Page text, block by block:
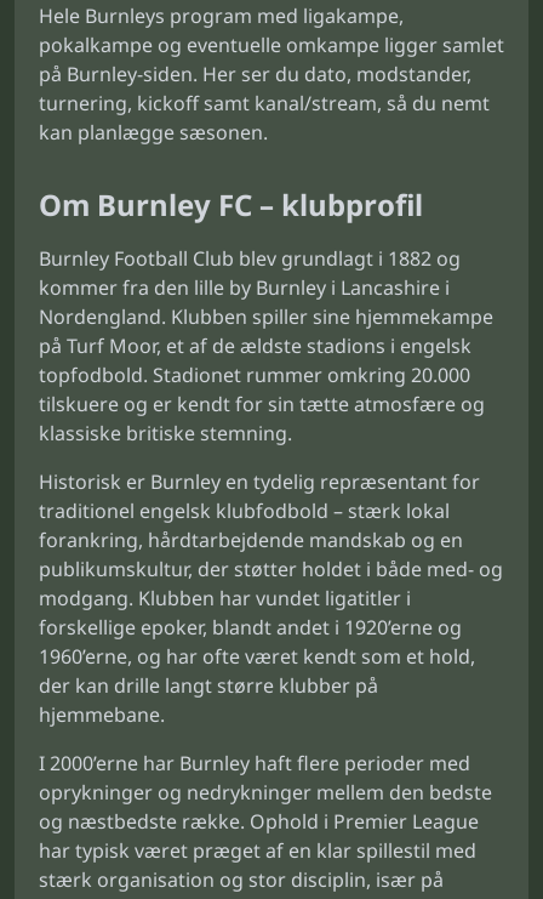
Hele Burnleys program med ligakampe,
pokalkampe og eventuelle omkampe ligger samlet
på Burnley-siden. Her ser du dato, modstander,
turnering, kickoff samt kanal/stream, så du nemt
kan planlægge sæsonen.
Om Burnley FC – klubprofil
Burnley Football Club blev grundlagt i 1882 og
kommer fra den lille by Burnley i Lancashire i
Nordengland. Klubben spiller sine hjemmekampe
på Turf Moor, et af de ældste stadions i engelsk
topfodbold. Stadionet rummer omkring 20.000
tilskuere og er kendt for sin tætte atmosfære og
klassiske britiske stemning.
Historisk er Burnley en tydelig repræsentant for
traditionel engelsk klubfodbold – stærk lokal
forankring, hårdtarbejdende mandskab og en
publikumskultur, der støtter holdet i både med- og
modgang. Klubben har vundet ligatitler i
forskellige epoker, blandt andet i 1920’erne og
1960’erne, og har ofte været kendt som et hold,
der kan drille langt større klubber på
hjemmebane.
I 2000’erne har Burnley haft flere perioder med
oprykninger og nedrykninger mellem den bedste
og næstbedste række. Ophold i Premier League
har typisk været præget af en klar spillestil med
stærk organisation og stor disciplin, især på